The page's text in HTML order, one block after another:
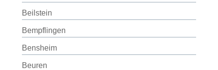
Beilstein
Bempflingen
Bensheim
Beuren